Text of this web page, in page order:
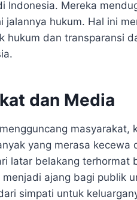
Indonesia. Mereka
jalannya hukum. Hal ini
hukum dan transparansi
dan Media
masyarakat,
yang merasa
latar belakang terhormat
ajang bagi publik
simpati untuk